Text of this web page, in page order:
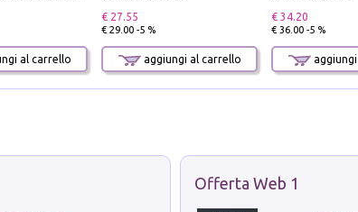
al carrello
€ 27.55
€ 29.00 -5 %
aggiungi al carrello
€ 34.20
€ 36.00 -5 %
Offerta Web 1